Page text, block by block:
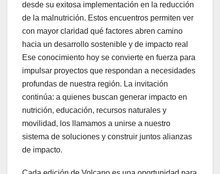
desde su exitosa implementación en la reducción
de la malnutrición. Estos encuentros permiten ver
con mayor claridad qué factores abren camino
hacia un desarrollo sostenible y de impacto real
Ese conocimiento hoy se convierte en fuerza para
impulsar proyectos que respondan a necesidades
profundas de nuestra región. La invitación
continúa: a quienes buscan generar impacto en
nutrición, educación, recursos naturales y
movilidad, los llamamos a unirse a nuestro
sistema de soluciones y construir juntos alianzas
de impacto.